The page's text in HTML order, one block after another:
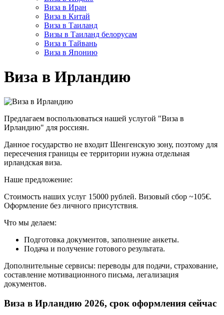
Виза в Иран
Виза в Китай
Виза в Таиланд
Визы в Таиланд белорусам
Виза в Тайвань
Виза в Японию
Виза в Ирландию
Предлагаем воспользоваться нашей услугой "Виза в
Ирландию" для россиян.
Данное государство не входит Шенгенскую зону, поэтому для
пересечения границы ее территории нужна отдельная
ирландская виза.
Наше предложение:
Стоимость наших услуг 15000 рублей. Визовый сбор ~105€.
Оформление без личного присутствия.
Что мы делаем:
Подготовка документов, заполнение анкеты.
Подача и получение готового результата.
Дополнительные сервисы: переводы для подачи, страхование,
составление мотивационного письма, легализация
документов.
Виза в Ирландию 2026, срок оформления сейчас